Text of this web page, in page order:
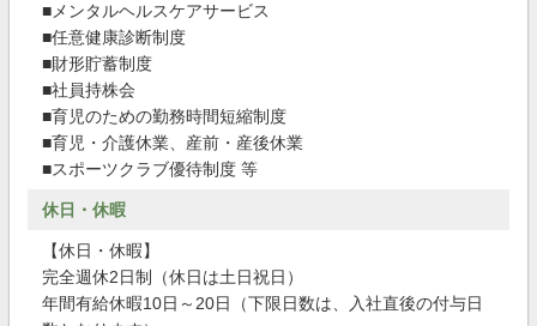
■メンタルヘルスケアサービス
■任意健康診断制度
■財形貯蓄制度
■社員持株会
■育児のための勤務時間短縮制度
■育児・介護休業、産前・産後休業
■スポーツクラブ優待制度 等
休日・休暇
【休日・休暇】
完全週休2日制（休日は土日祝日）
年間有給休暇10日～20日（下限日数は、入社直後の付与日